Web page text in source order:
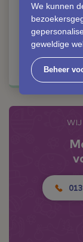
We kunnen
geweldige
Beheer
WIJ